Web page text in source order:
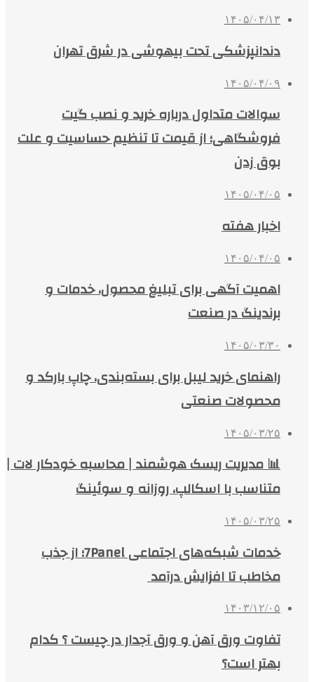
۱۴۰۵/۰۴/۱۳
دندانپزشکی تحت بیهوشی در شرق تهران
۱۴۰۵/۰۴/۰۹
سوالات متداول درباره خرید و نصب گیت
فروشگاهی؛ از قیمت تا تنظیم حساسیت و علت
بوق زدن
۱۴۰۵/۰۴/۰۵
اخبار هفته
۱۴۰۵/۰۴/۰۵
اهمیت آگهی برای تبلیغ محصول، خدمات و
برندینگ در صنعت
۱۴۰۵/۰۳/۳۰
راهنمای خرید لیبل برای بسته‌بندی، چاپ بارکد و
محصولات صنعتی
۱۴۰۵/۰۳/۲۵
📊 مدیریت ریسک هوشمند | محاسبه خودکار لات |
متناسب با اسکالپ، روزانه و سوئینگ
۱۴۰۵/۰۳/۲۵
خدمات شبکه‌های اجتماعی 7Panel؛ از جذب
مخاطب تا افزایش درآمد
۱۴۰۳/۱۲/۰۵
تفاوت ورق آهن و ورق آجدار در چیست ؟ کدام
بهتر است؟